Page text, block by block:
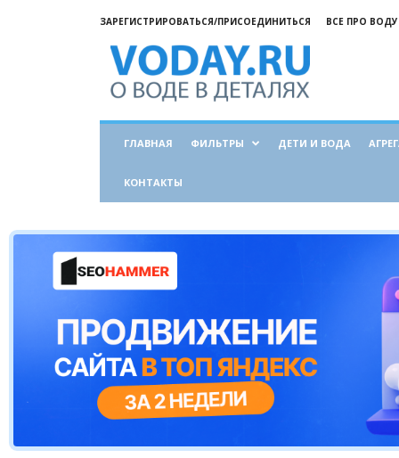
ЗАРЕГИСТРИРОВАТЬСЯ/ПРИСОЕДИНИТЬСЯ ВСЕ ПРО ВОДУ
воде
ГЛАВНАЯ ФИЛЬТРЫ ДЕТИ И ВОДА
КОНТАКТЫ